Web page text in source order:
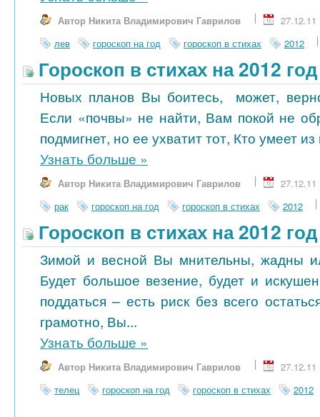
Автор Никита Владимирович Гаврилов
27.12.11
лев
гороскоп на год гороскоп в стихах 2012
Гороскоп в стихах на 2012
Новых планов Вы боитесь, может,
Если «почвы» не найти, Вам покой не
подмигнет, но ее ухватит тот, Кто умеет
Узнать больше »
Автор Никита Владимирович Гаврилов
27.12.11
рак
гороскоп на год гороскоп в стихах 2012
Гороскоп в стихах на 2012
Зимой и весной Вы мнительны, жадны
Будет большое везение, будет и
поддаться – есть риск без всего
грамотно, Вы...
Узнать больше »
Автор Никита Владимирович Гаврилов
27.12.11
телец
гороскоп на год гороскоп в стихах 2012